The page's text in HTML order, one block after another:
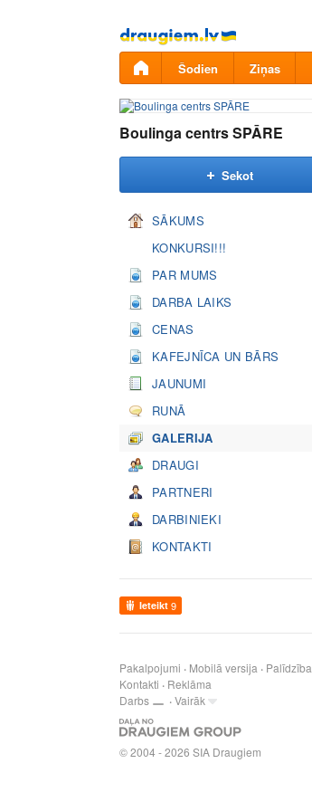
Pāriet
uz
saturu
Šodien Ziņas
Boulinga centrs SPĀRE
Sekot
SĀKUMS
KONKURSI!!!
PAR MUMS
DARBA LAIKS
CENAS
KAFEJNĪCA UN BĀRS
JAUNUMI
RUNĀ
GALERIJA
DRAUGI
PARTNERI
DARBINIEKI
KONTAKTI
Ieteikt 9
Pakalpojumi Mobilā versija
Palīdzība
Kontakti
Reklāma
Darbs
Vairāk
© 2004 - 2026 SIA Draugiem